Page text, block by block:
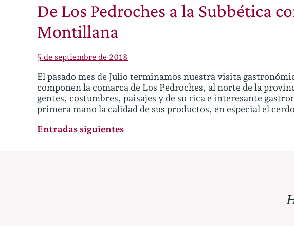
De Los Pedroches a la Subbética
Montillana
5 de septiembre de 2018
El pasado mes de Julio terminamos nuestra visita
componen la comarca de Los Pedroches, al norte de la
gentes, costumbres, paisajes y de su rica e interesante
primera mano la calidad de sus productos, en especial el
Navegación
Entradas siguientes